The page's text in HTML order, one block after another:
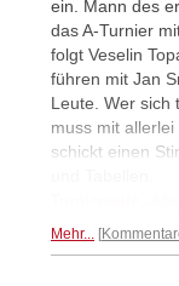
ein. Mann des
das A-Turnier
folgt Veselin
führen mit Jan
Leute. Wer sich
muss mit
schickt einen
Mehr...